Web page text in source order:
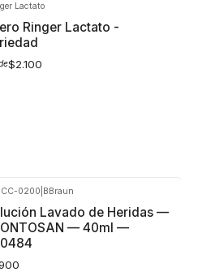
Lactato
Ringer Lactato -
$2.100
VER DETALLES
0200 BBraun
Lavado de Heridas —
— 40ml —